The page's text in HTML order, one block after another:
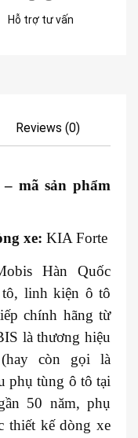
Hỗ trợ tư vấn
Reviews (0)
– mã sản phẩm
xe: KIA Forte
Hàn Quốc
tô, linh kiện ô tô
chính hãng từ
là thương hiệu
còn gọi là
phụ tùng ô tô tại
50 năm, phụ
thiết kế dòng xe